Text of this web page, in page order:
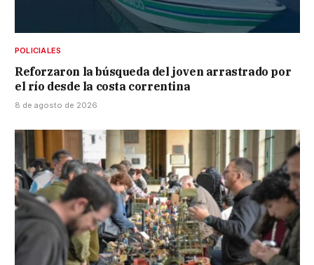
POLICIALES
Reforzaron la búsqueda del joven arrastrado por
el río desde la costa correntina
8 de agosto de 2026